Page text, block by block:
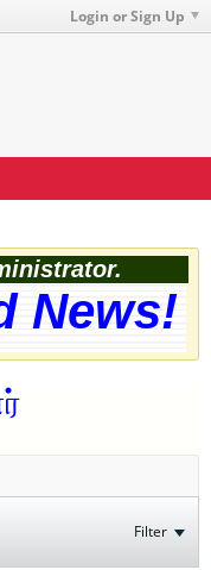
Login or Sign Up
News!
Filter